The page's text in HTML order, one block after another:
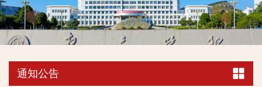
通知公告